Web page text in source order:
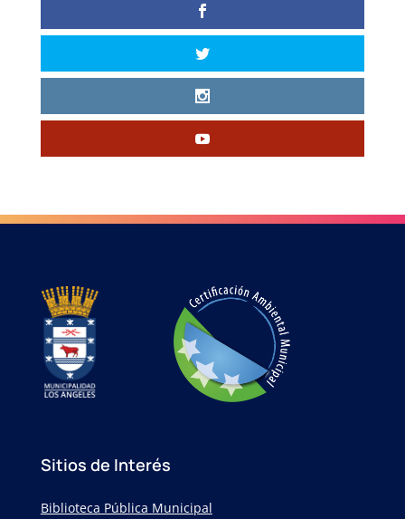
Sitios de Interés
Biblioteca Pública Municipal